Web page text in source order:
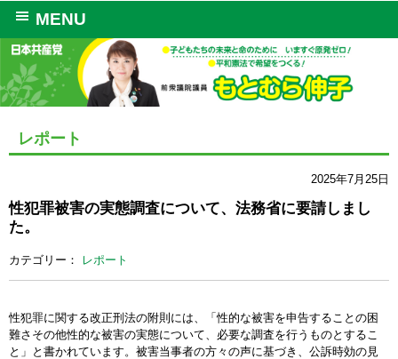
MENU
レポート
2025年7月25日
性犯罪被害の実態調査について、法務省に要請しまし
た。
カテゴリー： レポート
性犯罪に関する改正刑法の附則には、「性的な被害を申告することの困
難さその他性的な被害の実態について、必要な調査を行うものとするこ
と」と書かれています。被害当事者の方々の声に基づき、公訴時効の見